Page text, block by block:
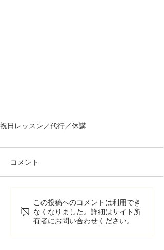
祝日レッスン／代行／休講
コメント
この投稿へのコメントは利用でき
なくなりました。詳細はサイト所
有者にお問い合わせください。